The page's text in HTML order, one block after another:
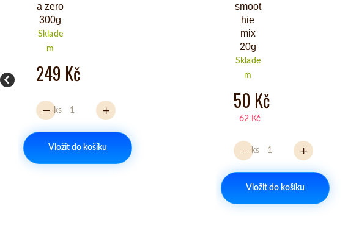
a zero
300g
Sklade
m
249 Kč
ks
Vložit do košíku
smoot
hie
mix
20g
Sklade
m
50 Kč
62 Kč
ks
Vložit do košíku